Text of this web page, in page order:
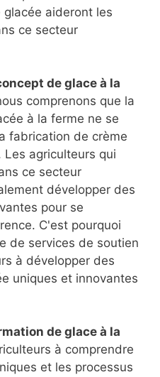
aideront les
ce secteur
de glace à la
comprenons que la
à la ferme ne se
fabrication de crème
agriculteurs qui
ce secteur
développer des
pour se
C'est pourquoi
de services de soutien
à développer des
uniques et innovantes
de glace à la
à comprendre
et les processus